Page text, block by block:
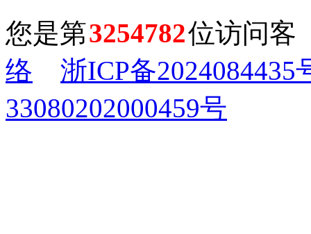
您是第3254782位访问
络
浙ICP备2024084435
33080202000459号